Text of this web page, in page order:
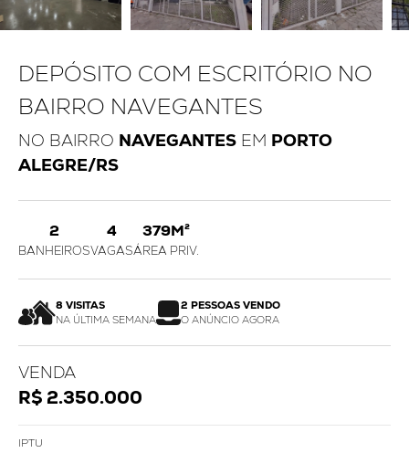
DEPÓSITO COM ESCRITÓRIO NO
BAIRRO NAVEGANTES
NO BAIRRO NAVEGANTES EM PORTO
ALEGRE/RS
2
BANHEIROS
4
VAGAS
379M²
ÁREA PRIV.
8 VISITAS
NA ÚLTIMA SEMANA
2 PESSOAS VENDO
O ANÚNCIO AGORA
VENDA
R$ 2.350.000
IPTU